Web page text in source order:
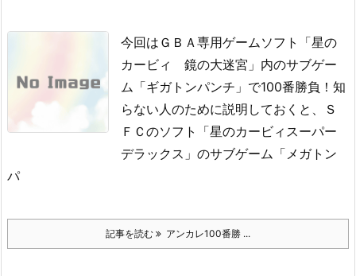
今回はＧＢＡ専用ゲームソフト「星の
カービィ 鏡の大迷宮」内のサブゲー
ム「ギガトンパンチ」で100番勝負！ 知
らない人のために説明しておくと、Ｓ
ＦＣのソフト「星のカービィスーパー
デラックス」のサブゲーム「メガトン
パ
記事を読む アンカレ100番勝 ...